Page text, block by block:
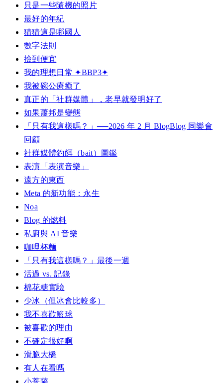
只是一些隨機的照片
最好的年紀
猜猜這是哪國人
數字法則
撿到便宜
我的理想日常 ✦BBP3✦
我被碗公療癒了
真正的「社群媒體」，老早就發明好了
如果蕭邦是變態
「只有我這樣嗎？」──2026 年 2 月 BlogBlog 同樂會
回顧
社群媒體釣餌（bait）圖鑑
表演「表演音樂」
遠方的東西
Meta 的新功能：永生
Noa
Blog 的燃料
私廚與 AI 音樂
咖哩杯麵
「只有我這樣嗎？」最後一週
活過 vs. 記錄
棉花糖實驗
少冰（但冰會比較多）
我不喜歡籃球
被喜歡的理由
不確定很好啊
滑脆大橋
有人在看嗎
小菩薩